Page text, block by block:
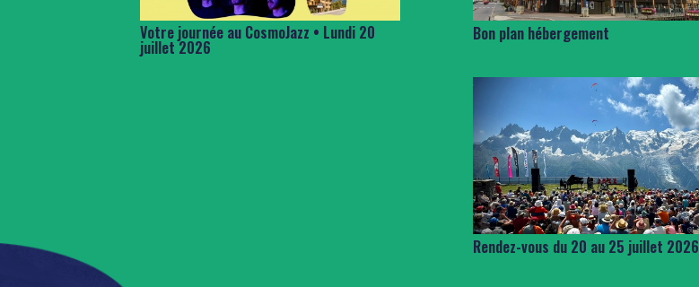
Votre journée au CosmoJazz • Lundi 20
juillet 2026
Bon plan hébergement
Rendez-vous du 20 au 25 juillet 2026